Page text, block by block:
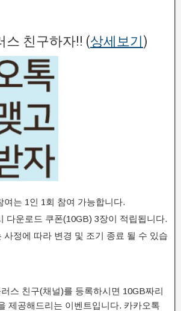
스 친구하자!! (상세보기)
여는 1인 1회 참여 가능합니다.
다운로드 쿠폰(10GB) 3장이 적립됩니다.
사정에 따라 변경 및 조기 종료 될 수 있습
스 친구(채널)를 등록하시면 10GB짜리
제공해드리는 이벤트입니다. 카카오톡